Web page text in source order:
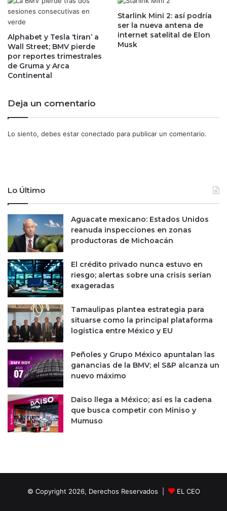
e
s
a
s
n
o
r
e
t
b
l
n
n
i
e
l
r
é
c
o
d
a
s
e
d
i
s
p
a
a
;
s
c
e
s
á
s
c
a
r
o
q
u
e
e
M
é
x
c
o
Alphabet y Tesla ‘tiran’ a
Wall Street; BMV pierde
por reportes trimestrales
de Gruma y Arca
Continental
Starlink Mini 2: así podría
ser la nueva antena de
internet satelital de Elon
Musk
Deja un comentario
Lo siento, debes estar conectado para publicar un comentario.
Lo Último
Aguacate mexicano: Estados Unidos
reanuda inspecciones en zonas
productoras de Michoacán
El crédito privado nunca estuvo en
riesgo; alertas sobre una crisis serían
exageradas
Tamaulipas plantea estrategia para
situarse como la principal plataforma
logística entre México y EU
Peñoles y Grupo México apuntalan las
ganancias de la BMV; el S&P alcanza un
nuevo máximo
Daiso llega a México; así es la cadena
que busca competir con Miniso y
Mumuso
© Copyright 2026, Derechos Reservados | EL CEO